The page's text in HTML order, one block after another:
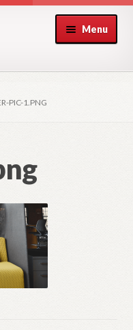
Menu
PIC-1.PNG